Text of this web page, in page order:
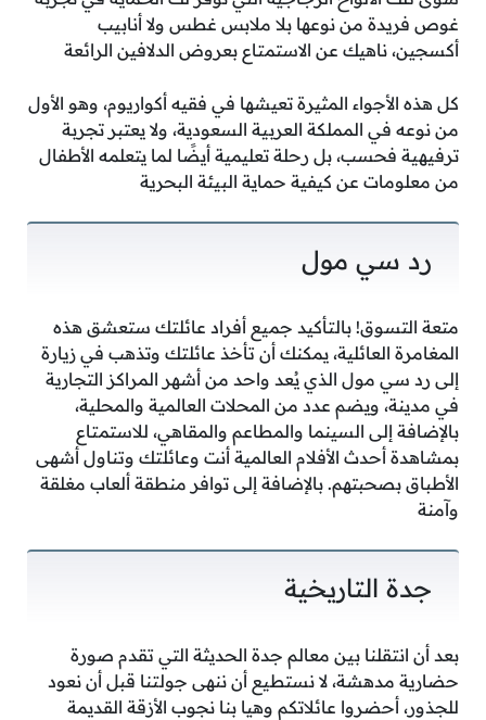
غوص فريدة من نوعها بلا ملابس غطس ولا أنابيب
أكسجين، ناهيك عن الاستمتاع بعروض الدلافين الرائعة
كل هذه الأجواء المثيرة تعيشها في فقيه أكواريوم، وهو الأول
من نوعه في المملكة العربية السعودية، ولا يعتبر تجربة
ترفيهية فحسب، بل رحلة تعليمية أيضًا لما يتعلمه الأطفال
من معلومات عن كيفية حماية البيئة البحرية
رد سي مول
متعة التسوق! بالتأكيد جميع أفراد عائلتك ستعشق هذه
المغامرة العائلية، يمكنك أن تأخذ عائلتك وتذهب في زيارة
إلى رد سي مول الذي يُعد واحد من أشهر المراكز التجارية
في مدينة، ويضم عدد من المحلات العالمية والمحلية،
بالإضافة إلى السينما والمطاعم والمقاهي، للاستمتاع
بمشاهدة أحدث الأفلام العالمية أنت وعائلتك وتناول أشهى
الأطباق بصحبتهم. بالإضافة إلى توافر منطقة ألعاب مغلقة
وآمنة
جدة التاريخية
بعد أن انتقلنا بين معالم جدة الحديثة التي تقدم صورة
حضارية مدهشة، لا نستطيع أن ننهى جولتنا قبل أن نعود
للجذور، أحضروا عائلاتكم وهيا بنا نجوب الأزقة القديمة